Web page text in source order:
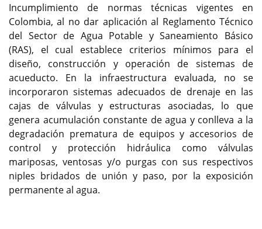
Incumplimiento de normas técnicas vigentes en
Colombia, al no dar aplicación al Reglamento Técnico
del Sector de Agua Potable y Saneamiento Básico
(RAS), el cual establece criterios mínimos para el
diseño, construcción y operación de sistemas de
acueducto. En la infraestructura evaluada, no se
incorporaron sistemas adecuados de drenaje en las
cajas de válvulas y estructuras asociadas, lo que
genera acumulación constante de agua y conlleva a la
degradación prematura de equipos y accesorios de
control y protección hidráulica como válvulas
mariposas, ventosas y/o purgas con sus respectivos
niples bridados de unión y paso, por la exposición
permanente al agua.